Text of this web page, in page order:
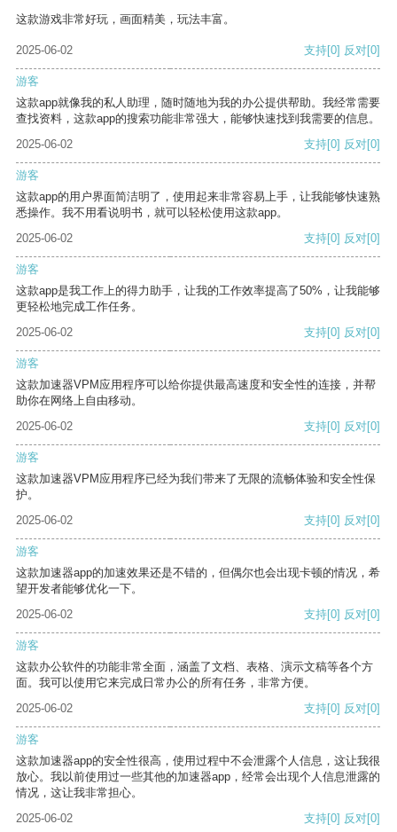
这款游戏非常好玩，画面精美，玩法丰富。
2025-06-02 支持[0] 反对[0]
游客
这款app就像我的私人助理，随时随地为我的办公提供帮助。我经常需要
查找资料，这款app的搜索功能非常强大，能够快速找到我需要的信息。
2025-06-02
支持[0] 反对[0]
游客
这款app的用户界面简洁明了，使用起来非常容易上手，让我能够快速熟
悉操作。我不用看说明书，就可以轻松使用这款app。
2025-06-02
支持[0] 反对[0]
游客
这款app是我工作上的得力助手，让我的工作效率提高了50%，让我能够
更轻松地完成工作任务。
2025-06-02
支持[0] 反对[0]
游客
这款加速器VPM应用程序可以给你提供最高速度和安全性的连接，并帮
助你在网络上自由移动。
2025-06-02
支持[0] 反对[0]
游客
这款加速器VPM应用程序已经为我们带来了无限的流畅体验和安全性保
护。
2025-06-02
支持[0] 反对[0]
游客
这款加速器app的加速效果还是不错的，但偶尔也会出现卡顿的情况，希
望开发者能够优化一下。
2025-06-02
支持[0] 反对[0]
游客
这款办公软件的功能非常全面，涵盖了文档、表格、演示文稿等各个方
面。我可以使用它来完成日常办公的所有任务，非常方便。
2025-06-02
支持[0] 反对[0]
游客
这款加速器app的安全性很高，使用过程中不会泄露个人信息，这让我很
放心。我以前使用过一些其他的加速器app，经常会出现个人信息泄露的
情况，这让我非常担心。
2025-06-02
支持[0] 反对[0]